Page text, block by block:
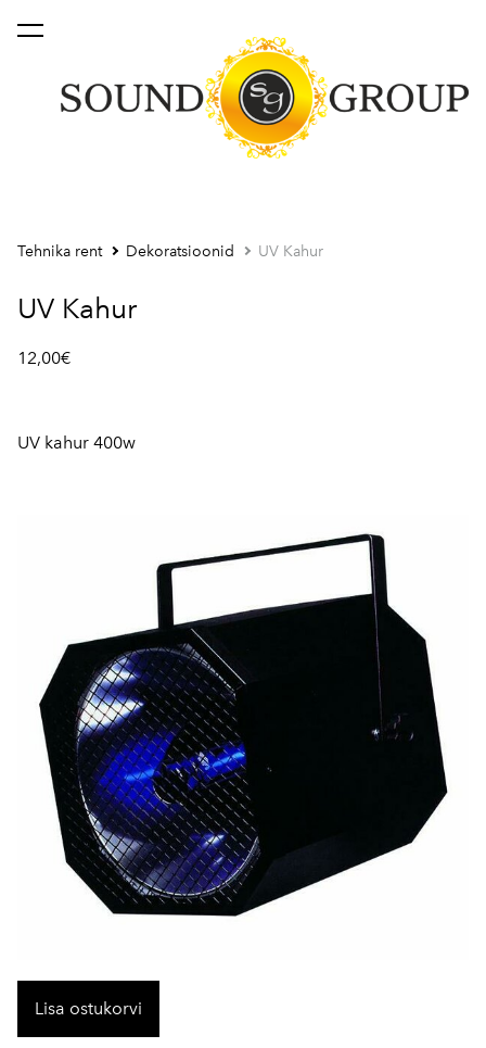
lisati ostukorvi. Vaata ostukorvi
Tehnika rent Dekoratsioonid UV Kahur
Lisa ostukorvi
UV Kahur
12,00€
UV kahur 400w